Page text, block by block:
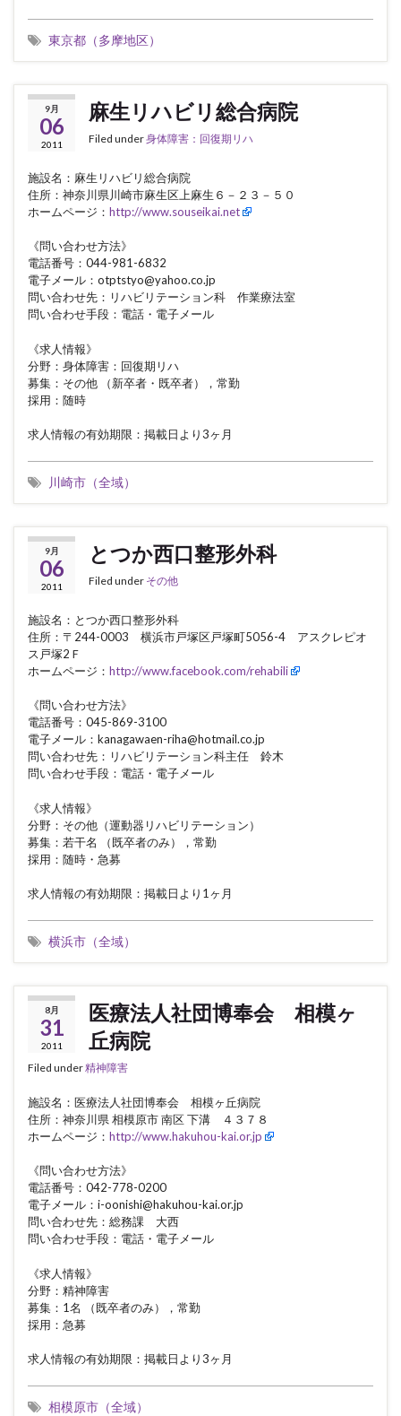
東京都（多摩地区）
9月
06
2011
麻生リハビリ総合病院
Filed under身体障害：回復期リハ
施設名：麻生リハビリ総合病院
住所：神奈川県川崎市麻生区上麻生６－２３－５０
ホームページ： http://www.souseikai.net
《問い合わせ方法》
電話番号：044-981-6832
電子メール：otptstyo@yahoo.co.jp
問い合わせ先：リハビリテーション科 作業療法室
問い合わせ手段：電話・電子メール
《求人情報》
分野：身体障害：回復期リハ
募集：その他 （新卒者・既卒者），常勤
採用：随時
求人情報の有効期限：掲載日より3ヶ月
川崎市（全域）
9月
06
2011
とつか西口整形外科
Filed under その他
施設名：とつか西口整形外科
住所：〒244-0003 横浜市戸塚区戸塚町5056-4 アスクレピオ
ス戸塚2Ｆ
ホームページ： http://www.facebook.com/rehabili
《問い合わせ方法》
電話番号：045-869-3100
電子メール：kanagawaen-riha@hotmail.co.jp
問い合わせ先：リハビリテーション科主任 鈴木
問い合わせ手段：電話・電子メール
《求人情報》
分野：その他（運動器リハビリテーション）
募集：若干名 （既卒者のみ），常勤
採用：随時・急募
求人情報の有効期限：掲載日より1ヶ月
横浜市（全域）
8月
31
2011
医療法人社団博奉会 相模ヶ
丘病院
Filed under精神障害
施設名：医療法人社団博奉会 相模ヶ丘病院
住所：神奈川県 相模原市 南区 下溝 ４３７８
ホームページ： http://www.hakuhou-kai.or.jp
《問い合わせ方法》
電話番号：042-778-0200
電子メール：i-oonishi@hakuhou-kai.or.jp
問い合わせ先：総務課 大西
問い合わせ手段：電話・電子メール
《求人情報》
分野：精神障害
募集：1名 （既卒者のみ），常勤
採用：急募
求人情報の有効期限：掲載日より3ヶ月
相模原市（全域）